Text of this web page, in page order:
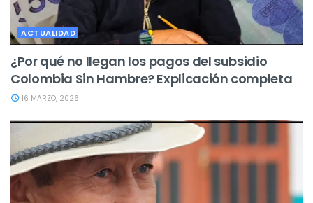
ACTUALIDAD
¿Por qué no llegan los pagos del subsidio
Colombia Sin Hambre? Explicación completa
16 MARZO, 2026